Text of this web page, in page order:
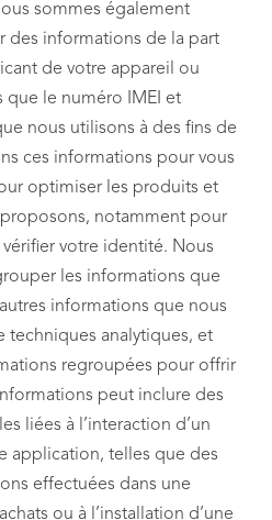
sommes également
des informations de la part
de votre appareil ou
le numéro IMEI et
nous utilisons à des fins de
ces informations pour vous
optimiser les produits et
notamment pour
votre identité. Nous
les informations que
informations que nous
techniques analytiques, et
regroupées pour offrir
peut inclure des
liées à l’interaction d’un
application, telles que des
effectuées dans une
ou à l’installation d’une